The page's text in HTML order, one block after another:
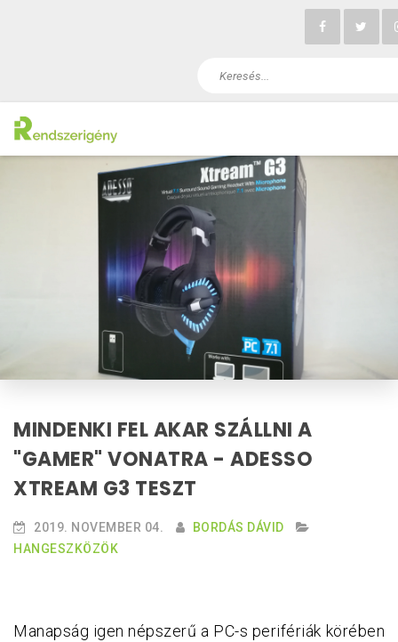
MINDENKI FEL AKAR SZÁLLNI A
"GAMER" VONATRA - ADESSO
XTREAM G3 TESZT
2019. NOVEMBER 04.
BORDÁS DÁVID
HANGESZKÖZÖK
Manapság igen népszerű a PC-s perifériák körében